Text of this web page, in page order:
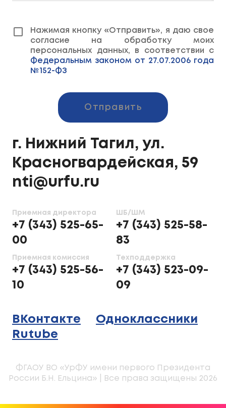
г. Нижний Тагил, ул.
Красногвардейская, 59
nti@urfu.ru
Приемная директора
+7 (343) 525-65-
00
Приемная комиссия
+7 (343) 525-56-
10
ШБ/ШМ
+7 (343) 525-58-
83
Техподдержка
+7 (343) 523-09-
09
ВКонтакте
Одноклассники
Rutube
Нажимая кнопку «Отправить», я даю свое
согласие на обработку моих
персональных данных, в соответствии с
Федеральным законом от 27.07.2006 года
№152-ФЗ
Отправить
ФГАОУ ВО «УрФУ имени первого Президента
России Б.Н. Ельцина» | Все права защищены 2026